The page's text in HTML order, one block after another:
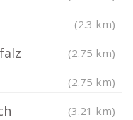
(2.3 km)
(2.75 km)
(2.75 km)
(3.21 km)